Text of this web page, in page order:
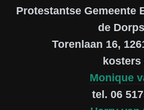
Protestantse Gemeente
de
Torenlaan 16,
kosters
Monique
tel. 06